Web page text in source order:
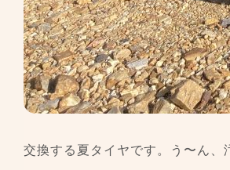
交換する夏タイヤです。う〜ん、